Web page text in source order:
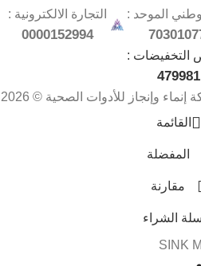
الموحد : التجارة الالكترونية :
0000152994
التخفيضات :
479981
وإنجاز للأدوات الصحية © 2026
القائمة
المفضلة
مقارنة
سلة الشراء